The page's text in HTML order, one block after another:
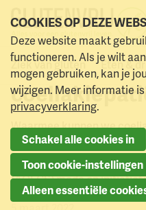
Naar menu Naar hoofdinhoud
Ziek van gluten Eten &
NCV in de
Oekraïense
Waarmee kunnen we
zij die op de vlucht zijn
Dat heeft de Europese
(AOECS) mede op initiatief
COOKIES OP DEZE
Deze website maakt
functioneren. Als je wilt
mogen gebruiken, kan je
wijzigen. Meer informatie
privacyverklaring.
Schakel alle cookies in
Toon cookie-instellingen
Alleen essentiële